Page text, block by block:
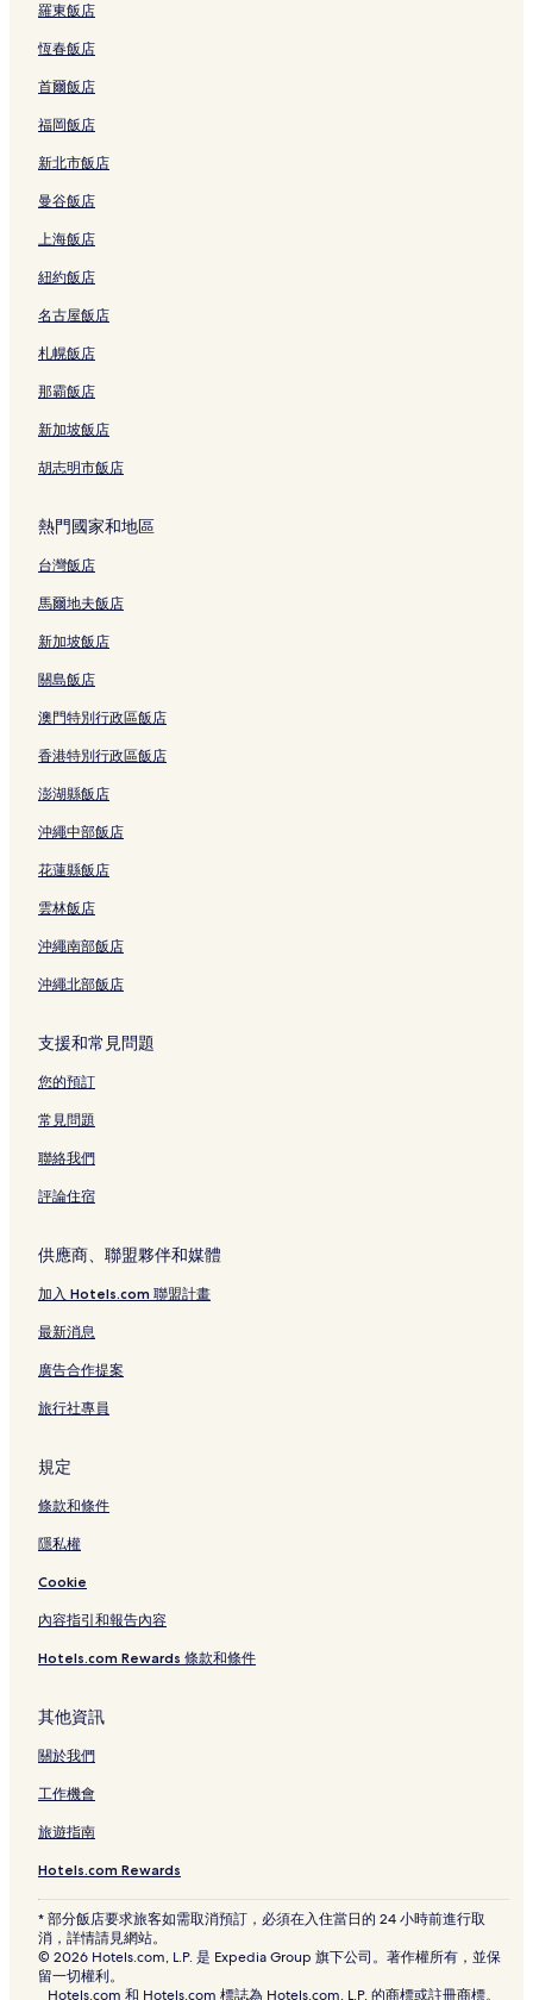
r
t
F
e
的
結
羅東飯店
恆春飯店
首爾飯店
福岡飯店
新北市飯店
曼谷飯店
上海飯店
紐約飯店
名古屋飯店
札幌飯店
那霸飯店
新加坡飯店
胡志明市飯店
熱門國家和地區
台灣飯店
馬爾地夫飯店
新加坡飯店
關島飯店
澳門特別行政區飯店
香港特別行政區飯店
澎湖縣飯店
沖繩中部飯店
花蓮縣飯店
雲林飯店
沖繩南部飯店
沖繩北部飯店
支援和常見問題
您的預訂
常見問題
聯絡我們
評論住宿
供應商、聯盟夥伴和媒體
加入 Hotels.com 聯盟計畫
最新消息
廣告合作提案
旅行社專員
規定
條款和條件
隱私權
Cookie
內容指引和報告內容
Hotels.com Rewards 條款和條件
其他資訊
關於我們
工作機會
旅遊指南
Hotels.com Rewards
* 部分飯店要求旅客如需取消預訂，必須在入住當日的 24 小時前進行取
消，詳情請見網站。
© 2026 Hotels.com, L.P. 是 Expedia Group 旗下公司。著作權所有，並保
留一切權利。
Hotels.com 和 Hotels.com 標誌為 Hotels.com, L.P. 的商標或註冊商標。